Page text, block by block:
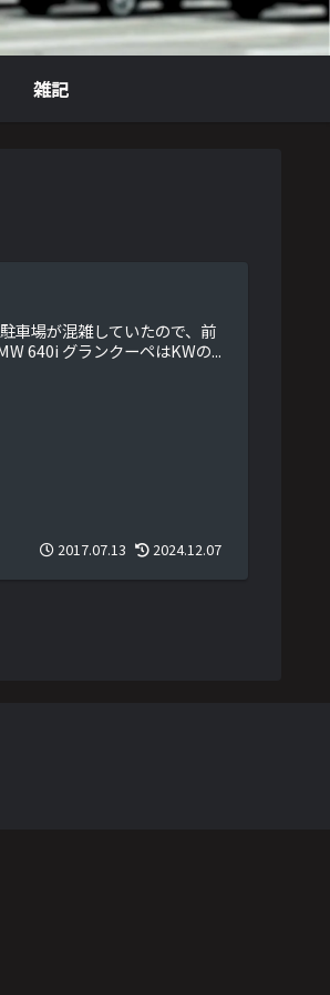
雑記
車場が混雑していたので、前
640i グランクーペはKWの...
2017.07.13 2024.12.07